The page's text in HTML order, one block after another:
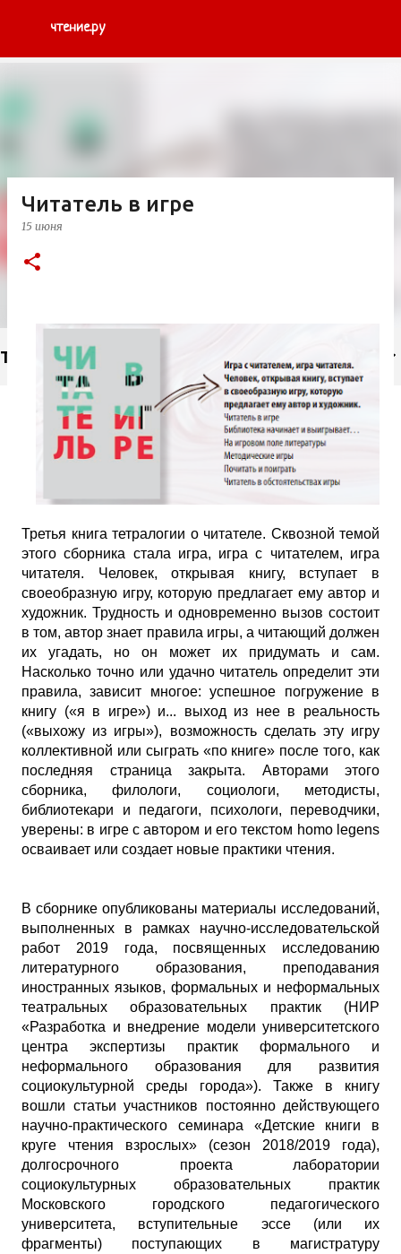
чтение.ру
Тэги
Читатель в игре
15 июня
Третья книга тетралогии о читателе. Сквозной темой
этого сборника стала игра, игра с читателем, игра
читателя. Человек, открывая книгу, вступает в
своеобразную игру, которую предлагает ему автор и
художник. Трудность и одновременно вызов состоит
в том, автор знает правила игры, а читающий должен
их угадать, но он может их придумать и сам.
Насколько точно или удачно читатель определит эти
правила, зависит многое: успешное погружение в
книгу («я в игре») и... выход из нее в реальность
(«выхожу из игры»), возможность сделать эту игру
коллективной или сыграть «по книге» после того, как
последняя страница закрыта. Авторами этого
сборника, филологи, социологи, методисты,
библиотекари и педагоги, психологи, переводчики,
уверены: в игре с автором и его текстом homo legens
осваивает или создает новые практики чтения.
В сборнике опубликованы материалы исследований,
выполненных в рамках научно-исследовательской
работ 2019 года, посвященных исследованию
литературного образования, преподавания
иностранных языков, формальных и неформальных
театральных образовательных практик (НИР
«Разработка и внедрение модели университетского
центра экспертизы практик формального и
неформального образования для развития
социокультурной среды города»). Также в книгу
вошли статьи участников постоянно действующего
научно-практического семинара «Детские книги в
круге чтения взрослых» (сезон 2018/2019 года),
долгосрочного проекта лаборатории
социокультурных образовательных практик
Московского городского педагогического
университета, вступительные эссе (или их
фрагменты) поступающих в магистратуру